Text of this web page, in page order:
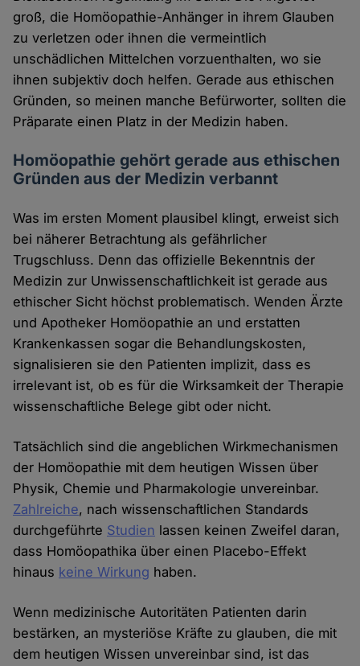
groß, die Homöopathie-Anhänger in ihrem Glauben
zu verletzen oder ihnen die vermeintlich
unschädlichen Mittelchen vorzuenthalten, wo sie
ihnen subjektiv doch helfen. Gerade aus ethischen
Gründen, so meinen manche Befürworter, sollten die
Präparate einen Platz in der Medizin haben.
Homöopathie gehört gerade aus ethischen
Gründen aus der Medizin verbannt
Was im ersten Moment plausibel klingt, erweist sich
bei näherer Betrachtung als gefährlicher
Trugschluss. Denn das offizielle Bekenntnis der
Medizin zur Unwissenschaftlichkeit ist gerade aus
ethischer Sicht höchst problematisch. Wenden Ärzte
und Apotheker Homöopathie an und erstatten
Krankenkassen sogar die Behandlungskosten,
signalisieren sie den Patienten implizit, dass es
irrelevant ist, ob es für die Wirksamkeit der Therapie
wissenschaftliche Belege gibt oder nicht.
Tatsächlich sind die angeblichen Wirkmechanismen
der Homöopathie mit dem heutigen Wissen über
Physik, Chemie und Pharmakologie unvereinbar.
Zahlreiche, nach wissenschaftlichen Standards
durchgeführte Studien lassen keinen Zweifel daran,
dass Homöopathika über einen Placebo-Effekt
hinaus keine Wirkung haben.
Wenn medizinische Autoritäten Patienten darin
bestärken, an mysteriöse Kräfte zu glauben, die mit
dem heutigen Wissen unvereinbar sind, ist das